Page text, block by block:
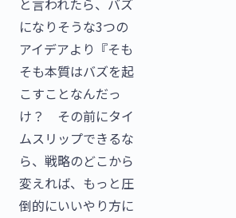
になりそうな3つの
アイデアより『そも
そも本質はバズを起
こすことなんだっ
け？ その前にタイ
ムスリップできるな
ら、戦略のどこから
変えれば、もっと圧
倒的にいいやり方に